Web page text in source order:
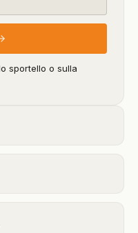
sportello o sulla